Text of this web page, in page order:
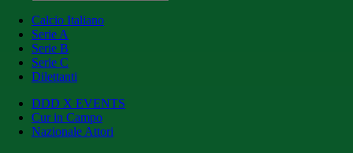
Calcio Italiano
Serie A
Serie B
Serie C
Dilettanti
DDD X EVENTS
Cur in Campo
Nazionale Attori